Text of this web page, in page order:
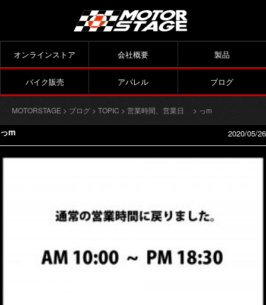
オンラインストア 会社概要 製品
バイク販売 アパレル ブログ
MOTORSTAGE > ブログ > TOPIC > 営業時間、営業日 > っm
っm 2020/05/26